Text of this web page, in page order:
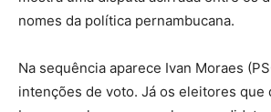
nomes da política pernambucana.
Na sequência aparece Ivan Moraes
intenções de voto. Já os eleitores que